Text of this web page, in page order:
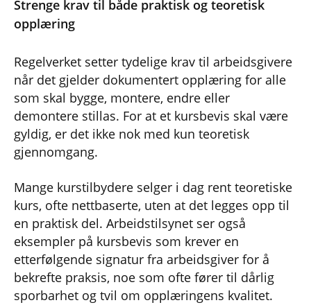
Strenge krav til både praktisk og teoretisk
opplæring
Regelverket setter tydelige krav til arbeidsgivere
når det gjelder dokumentert opplæring for alle
som skal bygge, montere, endre eller
demontere stillas. For at et kursbevis skal være
gyldig, er det ikke nok med kun teoretisk
gjennomgang.
Mange kurstilbydere selger i dag rent teoretiske
kurs, ofte nettbaserte, uten at det legges opp til
en praktisk del. Arbeidstilsynet ser også
eksempler på kursbevis som krever en
etterfølgende signatur fra arbeidsgiver for å
bekrefte praksis, noe som ofte fører til dårlig
sporbarhet og tvil om opplæringens kvalitet.